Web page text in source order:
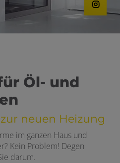
Öl- und
neuen Heizung
im ganzen Haus und
Kein Problem! Degen
darum.